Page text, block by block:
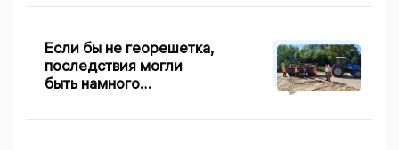
взятке
Если бы не георешетка,
последствия могли
быть намного
сходе песка на